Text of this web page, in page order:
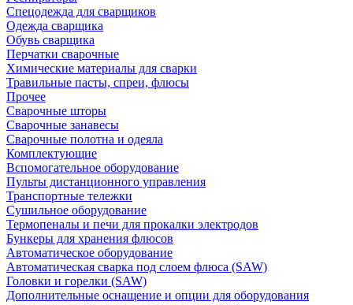
Спецодежда для сварщиков
Одежда сварщика
Обувь сварщика
Перчатки сварочные
Химические материалы для сварки
Травильные пасты, спреи, флюсы
Прочее
Сварочные шторы
Сварочные занавесы
Сварочные полотна и одеяла
Комплектующие
Вспомогательное оборудование
Пульты дистанционного управления
Транспортные тележки
Сушильное оборудование
Термопеналы и печи для прокалки электродов
Бункеры для хранения флюсов
Автоматическое оборудование
Автоматическая сварка под слоем флюса (SAW)
Головки и горелки (SAW)
Дополнительные оснащение и опции для оборудования